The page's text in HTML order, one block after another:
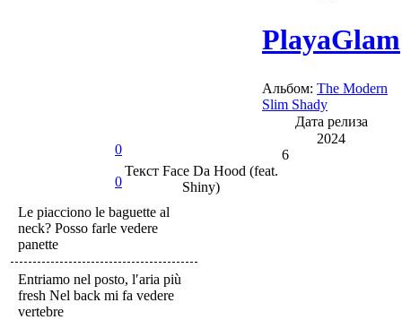
0
0
PlayaGlam
Альбом: The Modern
Slim Shady
Дата релиза
2024
6
ТекстFace Da Hood (feat.
Shiny)
Le piacciono le baguette al
neck? Posso farle vedere
panette
Entriamo nel posto, l′aria più
fresh Nel back mi fa vedere
vertebre